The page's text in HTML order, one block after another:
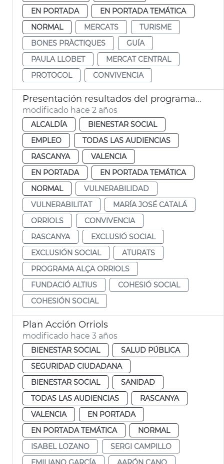
EN PORTADA
EN PORTADA TEMÁTICA
NORMAL
MERCATS
TURISME
BONES PRÀCTIQUES
GUÍA
PAULA LLOBET
MERCAT CENTRAL
PROTOCOL
CONVIVENCIA
Presentación resultados del programa Inter Orriols
modificado hace 2 años
ALCALDÍA
BIENESTAR SOCIAL
EMPLEO
TODAS LAS AUDIENCIAS
RASCANYA
VALENCIA
EN PORTADA
EN PORTADA TEMÁTICA
NORMAL
VULNERABILIDAD
VULNERABILITAT
MARÍA JOSÉ CATALÁ
ORRIOLS
CONVIVENCIA
RASCANYA
EXCLUSIÓ SOCIAL
EXCLUSIÓN SOCIAL
ATURATS
PROGRAMA ALÇA ORRIOLS
FUNDACIÓ ALTIUS
COHESIÓ SOCIAL
COHESIÓN SOCIAL
Plan Acción Orriols
modificado hace 3 años
BIENESTAR SOCIAL
SALUD PÚBLICA
SEGURIDAD CIUDADANA
BIENESTAR SOCIAL
SANIDAD
TODAS LAS AUDIENCIAS
RASCANYA
VALENCIA
EN PORTADA
EN PORTADA TEMÁTICA
NORMAL
ISABEL LOZANO
SERGI CAMPILLO